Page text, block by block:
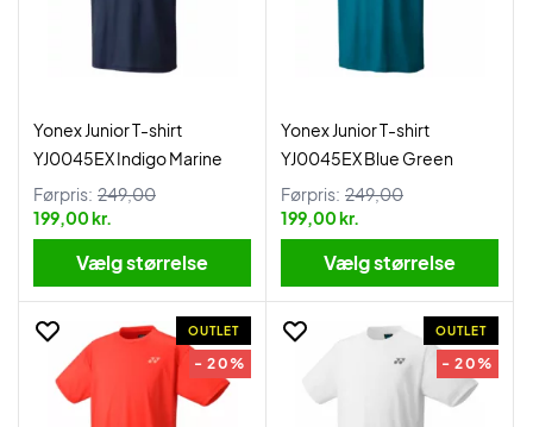
Yonex Junior T-shirt
YJ0045EX Indigo Marine
Førpris: 249,00
199,00 kr.
Vælg størrelse
Yonex Junior T-shirt
YJ0045EX Blue Green
Førpris: 249,00
199,00 kr.
Vælg størrelse
OUTLET
- 20%
OUTLET
- 20%